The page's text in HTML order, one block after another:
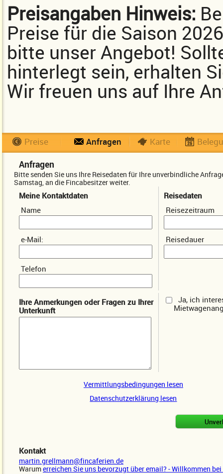
Preisangaben Hinweis:
Preise für die Saison
bitte unser Angebot!
hinterlegt sein, erhalten
Wir freuen uns auf Ihre
Preise Anfragen Karte
Anfragen
Bitte senden Sie uns Ihre Reisedaten für Ihre unverbindliche
Samstag, an die Fincabesitzer weiter.
Meine Kontaktdaten
Name
e-Mail:
Telefon
Reisedaten
Reisezeitraum
Reisedauer
Ihre Anmerkungen oder Fragen zu Ihrer
Unterkunft
Ja, ich
Vermittlungsbedingungen lesen
Datenschutzerklärung lesen
Kontakt
martin.grellmann@fincaferien.de
Warumerreichen Sie uns bevorzugt über email? - Willkommen